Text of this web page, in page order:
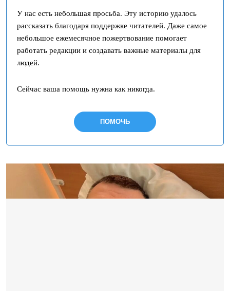
У нас есть небольшая просьба. Эту историю удалось
рассказать благодаря поддержке читателей. Даже самое
небольшое ежемесячное пожертвование помогает
работать редакции и создавать важные материалы для
людей.
Сейчас ваша помощь нужна как никогда.
ПОМОЧЬ